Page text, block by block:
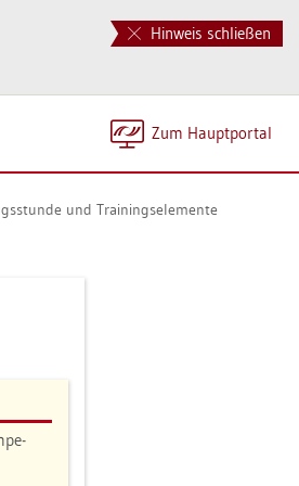
Hinweis schließen
Zum Haupt­por­tal
und Trai­nings­ele­men­te